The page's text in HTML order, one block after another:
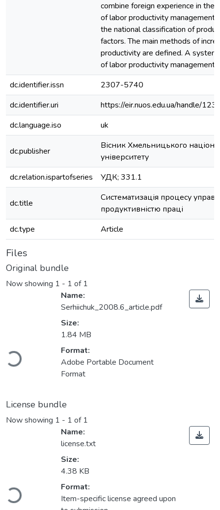
combine foreign experience in the
of labor productivity management
the national classification of
factors. The main methods of
productivity are defined. A
of labor productivity management
dc.identifier.issn
2307-5740
dc.identifier.uri
https://eir.nuos.edu.ua/handle/
dc.language.iso
uk
dc.publisher
Вісник Хмельницького
університету
dc.relation.ispartofseries
УДК; 331.1
dc.title
Систематизація процесу
продуктивністю праці
dc.type
Article
Files
Original bundle
Now showing 1 - 1 of 1
Loading...
Name:
Serhiichuk_2008.6_article.pdf
Size:
1.84 MB
Format:
Adobe Portable Document
Format
License bundle
Now showing 1 - 1 of 1
Loading...
Name:
license.txt
Size:
4.38 KB
Format:
Item-specific license agreed upon